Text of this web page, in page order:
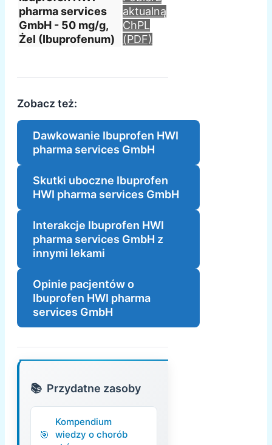
pharma services
GmbH - 50 mg/g,
Żel (Ibuprofenum)
aktualną
ChPL
(PDF)
Zobacz też:
Dawkowanie Ibuprofen HWI
pharma services GmbH
Skutki uboczne Ibuprofen
HWI pharma services GmbH
Interakcje Ibuprofen HWI
pharma services GmbH z
innymi lekami
Opinie pacjentów o
Ibuprofen HWI pharma
services GmbH
Przydatne zasoby
Kompendium
wiedzy o chorób